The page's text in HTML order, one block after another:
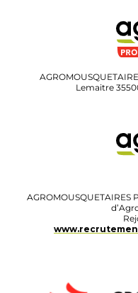
Lemaitre
AGROMOUSQUETAIRES